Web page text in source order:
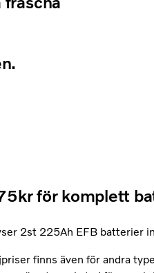
för komplett
2st 225Ah EFB batterier
finns även för andra